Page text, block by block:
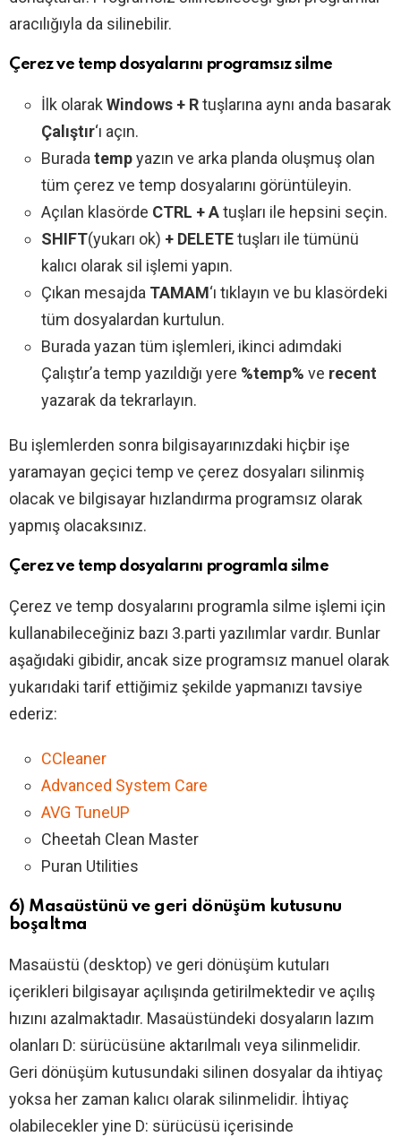
aracılığıyla da silinebilir.
Çerez ve temp dosyalarını programsız silme
İlk olarakWindows + Rtuşlarına aynı anda basarak
Çalıştır‘ı açın.
Buradatempyazın ve arka planda oluşmuş olan
tüm çerez ve temp dosyalarını görüntüleyin.
Açılan klasörde CTRL + Atuşları ile hepsini seçin.
SHIFT(yukarı ok) + DELETEtuşları ile tümünü
kalıcı olarak sil işlemi yapın.
Çıkan mesajda TAMAM‘ı tıklayın ve bu klasördeki
tüm dosyalardan kurtulun.
Burada yazan tüm işlemleri, ikinci adımdaki
Çalıştır’a temp yazıldığı yere %temp% ve recent
yazarak da tekrarlayın.
Bu işlemlerden sonra bilgisayarınızdaki hiçbir işe
yaramayan geçici temp ve çerez dosyaları silinmiş
olacak ve bilgisayar hızlandırma programsız olarak
yapmış olacaksınız.
Çerez ve temp dosyalarını programla silme
Çerez ve temp dosyalarını programla silme işlemi için
kullanabileceğiniz bazı 3.parti yazılımlar vardır. Bunlar
aşağıdaki gibidir, ancak size programsız manuel olarak
yukarıdaki tarif ettiğimiz şekilde yapmanızı tavsiye
ederiz:
CCleaner
Advanced System Care
AVG TuneUP
Cheetah Clean Master
Puran Utilities
6) Masaüstünü ve geri dönüşüm kutusunu
boşaltma
Masaüstü (desktop) ve geri dönüşüm kutuları
içerikleri bilgisayar açılışında getirilmektedir ve açılış
hızını azalmaktadır. Masaüstündeki dosyaların lazım
olanları D: sürücüsüne aktarılmalı veya silinmelidir.
Geri dönüşüm kutusundaki silinen dosyalar da ihtiyaç
yoksa her zaman kalıcı olarak silinmelidir. İhtiyaç
olabilecekler yine D: sürücüsü içerisinde